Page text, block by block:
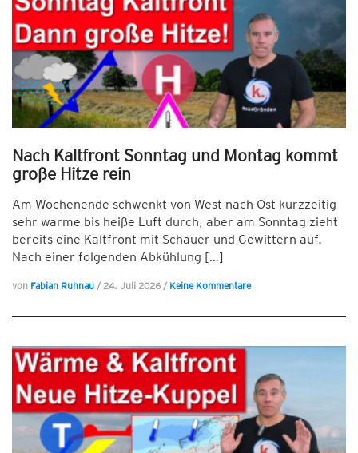
Nach Kaltfront Sonntag und Montag kommt
große Hitze rein
Am Wochenende schwenkt von West nach Ost kurzzeitig
sehr warme bis heiße Luft durch, aber am Sonntag zieht
bereits eine Kaltfront mit Schauer und Gewittern auf.
Nach einer folgenden Abkühlung […]
von Fabian Ruhnau / 24. Juli 2026/ Keine Kommentare